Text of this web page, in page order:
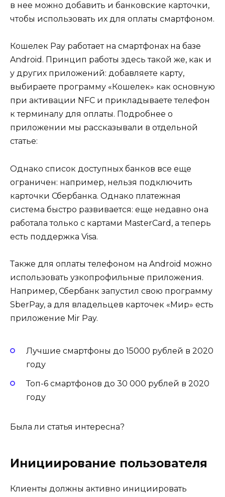
в нее можно добавить и банковские карточки,
чтобы использовать их для оплаты смартфоном.
Кошелек Pay работает на смартфонах на базе
Android. Принцип работы здесь такой же, как и
у других приложений: добавляете карту,
выбираете программу «Кошелек» как основную
при активации NFC и прикладываете телефон
к терминалу для оплаты. Подробнее о
приложении мы рассказывали в отдельной
статье:
Однако список доступных банков все еще
ограничен: например, нельзя подключить
карточки Сбербанка. Однако платежная
система быстро развивается: еще недавно она
работала только с картами MasterCard, а теперь
есть поддержка Visa.
Также для оплаты телефоном на Android можно
использовать узкопрофильные приложения.
Например, Сбербанк запустил свою программу
SberPay, а для владельцев карточек «Мир» есть
приложение Mir Pay.
Лучшие смартфоны до 15000 рублей в 2020
году
Топ-6 смартфонов до 30 000 рублей в 2020
году
Была ли статья интересна?
Инициирование пользователя
Клиенты должны активно инициировать